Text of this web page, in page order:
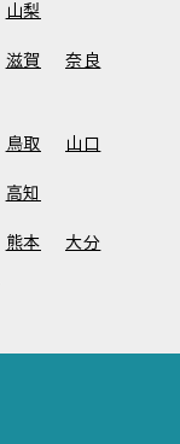
山梨
滋賀
奈良
鳥取 山口
高知
熊本
大分